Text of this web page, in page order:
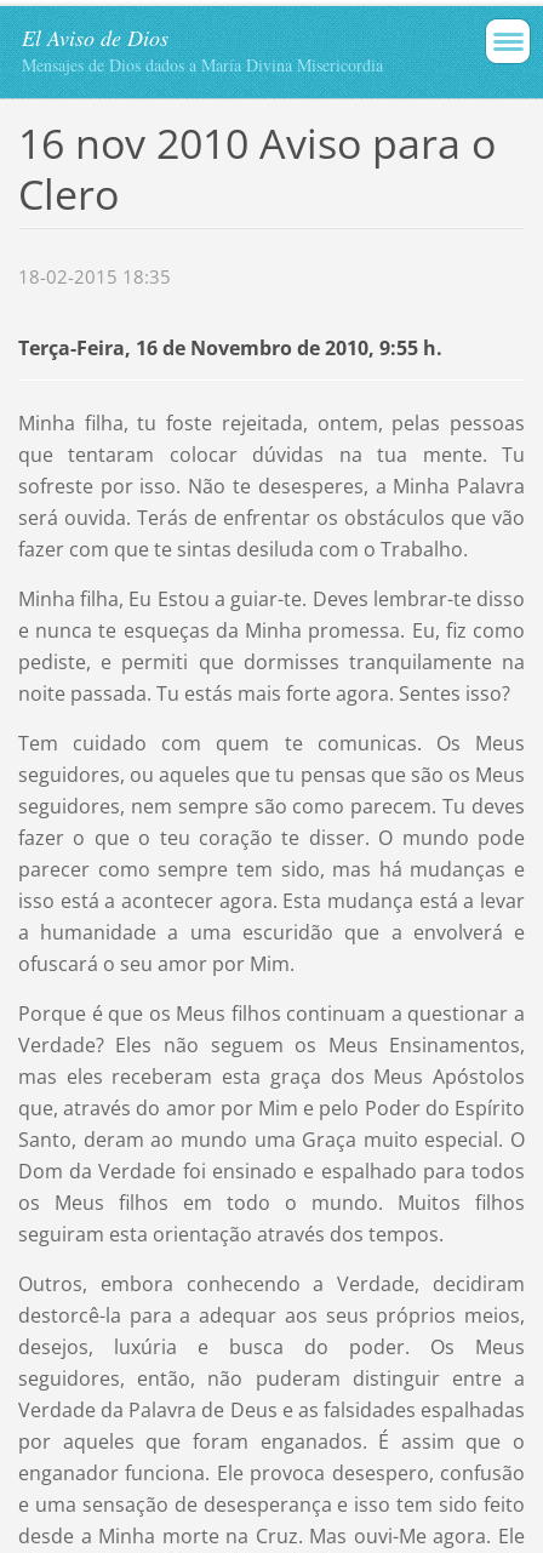
El Aviso de Dios
Mensajes de Dios dados a María Divina Misericordia
16 nov 2010 Aviso para o
Clero
18-02-2015 18:35
Terça-Feira, 16 de Novembro de 2010, 9:55 h.
Minha filha, tu foste rejeitada, ontem, pelas pessoas
que tentaram colocar dúvidas na tua mente. Tu
sofreste por isso. Não te desesperes, a Minha Palavra
será ouvida. Terás de enfrentar os obstáculos que vão
fazer com que te sintas desiluda com o Trabalho.
Minha filha, Eu Estou a guiar-te. Deves lembrar-te disso
e nunca te esqueças da Minha promessa. Eu, fiz como
pediste, e permiti que dormisses tranquilamente na
noite passada. Tu estás mais forte agora. Sentes isso?
Tem cuidado com quem te comunicas. Os Meus
seguidores, ou aqueles que tu pensas que são os Meus
seguidores, nem sempre são como parecem. Tu deves
fazer o que o teu coração te disser. O mundo pode
parecer como sempre tem sido, mas há mudanças e
isso está a acontecer agora. Esta mudança está a levar
a humanidade a uma escuridão que a envolverá e
ofuscará o seu amor por Mim.
Porque é que os Meus filhos continuam a questionar a
Verdade? Eles não seguem os Meus Ensinamentos,
mas eles receberam esta graça dos Meus Apóstolos
que, através do amor por Mim e pelo Poder do Espírito
Santo, deram ao mundo uma Graça muito especial. O
Dom da Verdade foi ensinado e espalhado para todos
os Meus filhos em todo o mundo. Muitos filhos
seguiram esta orientação através dos tempos.
Outros, embora conhecendo a Verdade, decidiram
destorcê-la para a adequar aos seus próprios meios,
desejos, luxúria e busca do poder. Os Meus
seguidores, então, não puderam distinguir entre a
Verdade da Palavra de Deus e as falsidades espalhadas
por aqueles que foram enganados. É assim que o
enganador funciona. Ele provoca desespero, confusão
e uma sensação de desesperança e isso tem sido feito
desde a Minha morte na Cruz. Mas ouvi-Me agora. Ele